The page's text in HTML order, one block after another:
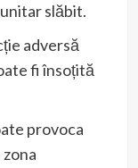
slăbit.
adversă
fi însoțită
provoca